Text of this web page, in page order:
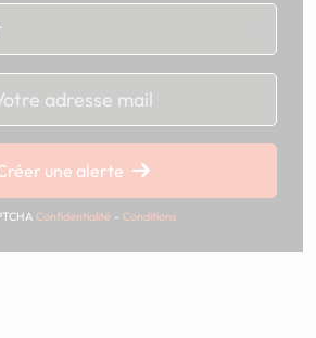
Chargement...
une alerte
Confidentialité - Conditions